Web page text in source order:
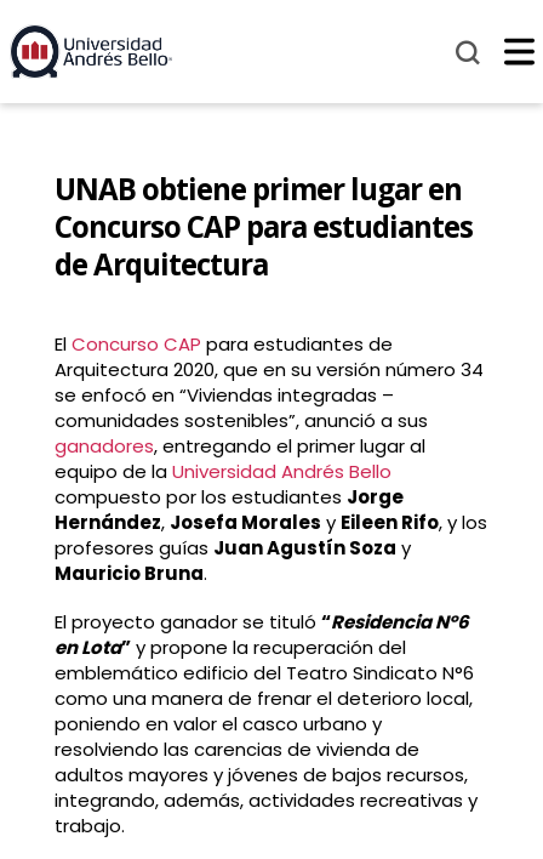
UNAB obtiene primer lugar en
Concurso CAP para estudiantes
de Arquitectura
ElConcurso CAP para estudiantes de
Arquitectura 2020, que en su versión número 34
se enfocó en “Viviendas integradas –
comunidades sostenibles”, anunció a sus
ganadores, entregando el primer lugar al
equipo de laUniversidad Andrés Bello
compuesto por los estudiantes Jorge
Hernández, Josefa Morales y Eileen Rifo, y los
profesores guías Juan Agustín Soza y
Mauricio Bruna.
El proyecto ganador se tituló “Residencia N°6
en Lota”y propone la recuperación del
emblemático edificio del Teatro Sindicato N°6
como una manera de frenar el deterioro local,
poniendo en valor el casco urbano y
resolviendo las carencias de vivienda de
adultos mayores y jóvenes de bajos recursos,
integrando, además, actividades recreativas y
trabajo.